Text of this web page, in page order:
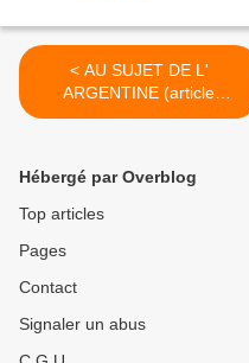
< AU SUJET DE L'
ARGENTINE (article
evolutif)
Hébergé par Overblog
Top articles
Pages
Contact
Signaler un abus